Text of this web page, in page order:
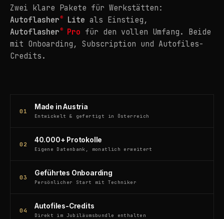
Zwei klare Pakete für Werkstätten:
Autoflasher ®Lite als Einstieg,
Autoflasher ® Pro für den vollen Umfang. Beide
mit Onboarding, Subscription und Autofiles-
Credits.
01
Made in Austria
Entwickelt & gefertigt in Österreich
02
40.000+ Protokolle
Eigene Datenbank, monatlich erweitert
03
Geführtes Onboarding
Persönlicher Start mit Techniker
04
Autofiles-Credits
Direkt im Jubiläumsbundle enthalten